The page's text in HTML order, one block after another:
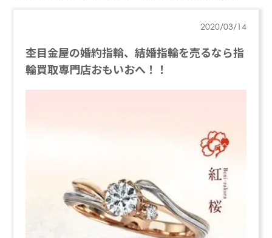
2020/03/14
杢目金屋の婚約指輪、結婚指輪を売るなら指
輪買取専門店おもいおへ！！